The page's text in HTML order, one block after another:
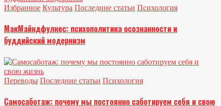
Избранное Культура Последние статьи Психология
МакМайндфулнес: психополитика осознанности и
буддийский модернизм
Переводы Последние статьи Психология
Самосаботаж: почему мы постоянно саботируем себя и свою